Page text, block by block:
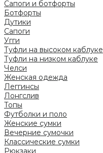
Сапоги и ботфорты
Ботфорты
Дутики
Сапоги
Угги
Туфли на высоком каблуке
Туфли на низком каблуке
Челси
Женская одежда
Леггинсы
Лонгслив
Топы
Футболки и поло
Женские сумки
Вечерние сумочки
Классические сумки
Рюкзаки